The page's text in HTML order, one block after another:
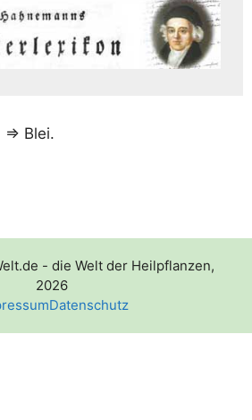
=> Blei.
- die Welt der Heilpflanzen,
2026
Datenschutz